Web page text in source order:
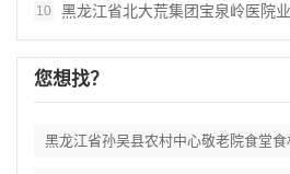
10 黑龙江省北大荒集团宝泉岭医院
您想找？
黑龙江省孙吴县农村中心敬老院食堂食